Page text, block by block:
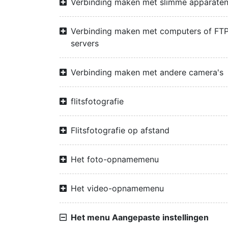
Verbinding maken met slimme apparaten
Verbinding maken met computers of
servers
Verbinding maken met andere camera's
flitsfotografie
Flitsfotografie op afstand
Het foto-opnamemenu
Het video-opnamemenu
Het menu Aangepaste instellingen